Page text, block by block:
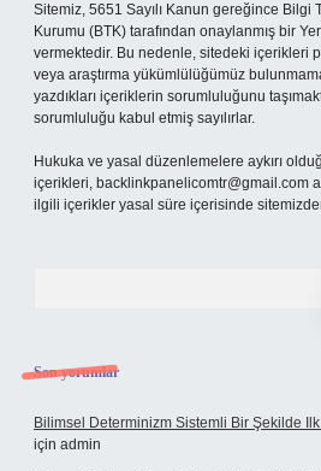
Sitemiz, 5651 Sayılı Kanun gereğince Bilgi
Kurumu (BTK) tarafından onaylanmış bir
vermektedir. Bu nedenle, sitedeki içerikleri
veya araştırma yükümlülüğümüz
yazdıkları içeriklerin sorumluluğunu
sorumluluğu kabul etmiş sayılırlar.
Hukuka ve yasal düzenlemelere aykırı
içerikleri, backlinkpanelicomtr@gmail.com
ilgili içerikler yasal süre içerisinde sitemizden
Son yorumlar
Bilimsel Determinizm Sistemli Bir Şekilde
için admin